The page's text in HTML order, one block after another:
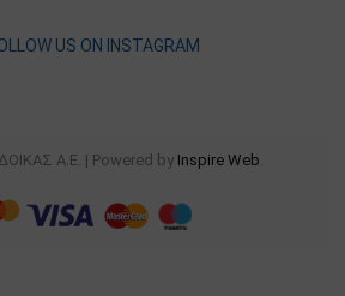
US ON INSTAGRAM
Α.Ε. | Powered by Inspire Web.